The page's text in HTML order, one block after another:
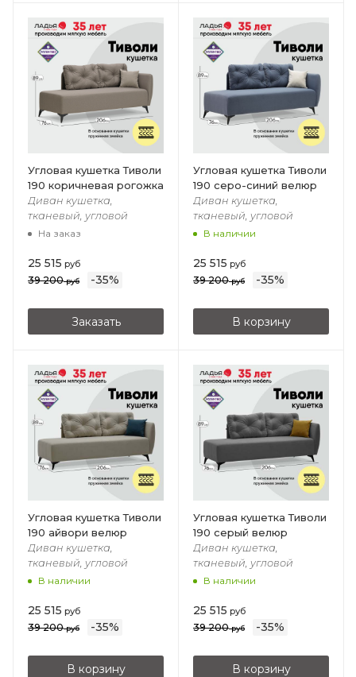
Угловая кушетка Тиволи
190 коричневая рогожка
Диван кушетка,
тканевый, угловой
На заказ
25 515 руб
39 200руб -35%
Заказать
Угловая кушетка Тиволи
190 серо-синий велюр
Диван кушетка,
тканевый, угловой
В наличии
25 515 руб
39 200руб -35%
В корзину
Угловая кушетка Тиволи
190 айвори велюр
Диван кушетка,
тканевый, угловой
В наличии
25 515 руб
39 200руб -35%
В корзину
Угловая кушетка Тиволи
190 серый велюр
Диван кушетка,
тканевый, угловой
В наличии
25 515 руб
39 200руб -35%
В корзину